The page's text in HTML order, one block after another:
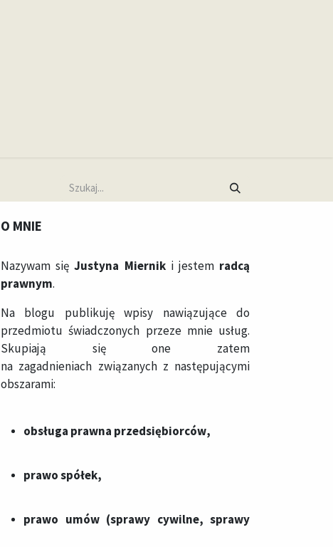
O MNIE
Nazywam sięJustyna Miernik i jestem radcą
prawnym.
Na blogu publikuję wpisy nawiązujące do
przedmiotu świadczonych przeze mnie usług.
Skupiają się one zatem
na zagadnieniach związanych z następującymi
obszarami:
obsługa prawna przedsiębiorców,
pra​w​o spółek,
prawo umów (sprawy cywilne, sprawy